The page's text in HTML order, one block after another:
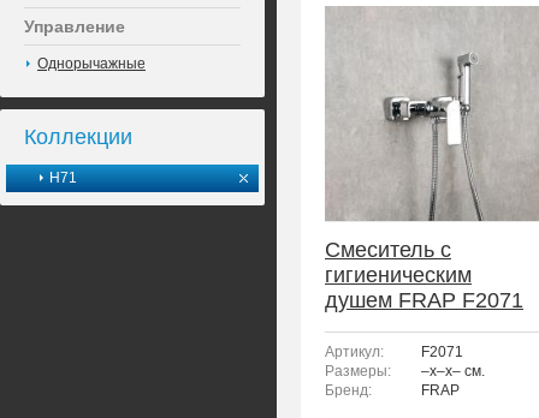
Управление
Однорычажные
Коллекции
H71
Смеситель с
гигиеническим
душем FRAP F2071
Артикул:
F2071
Размеры:
–x–x– см.
Бренд:
FRAP